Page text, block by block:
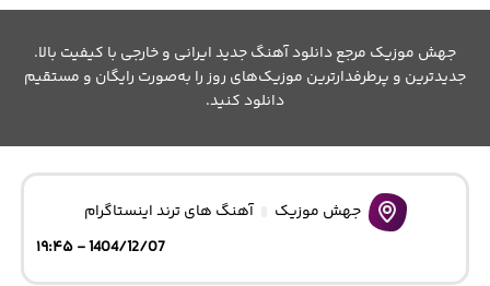
جهش موزیک مرجع دانلود آهنگ جدید ایرانی و خارجی با کیفیت بالا.
جدیدترین و پرطرفدارترین موزیک‌های روز را به‌صورت رایگان و مستقیم
دانلود کنید.
جهش موزیک
آهنگ های ترند اینستاگرام
1404/12/07 - ۱۹:۴۵